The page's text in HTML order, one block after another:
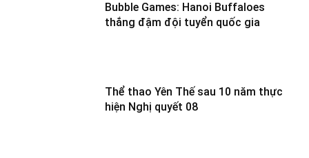
Bubble Games: Hanoi Buffaloes
thắng đậm đội tuyển quốc gia
Thể thao Yên Thế sau 10 năm thực
hiện Nghị quyết 08